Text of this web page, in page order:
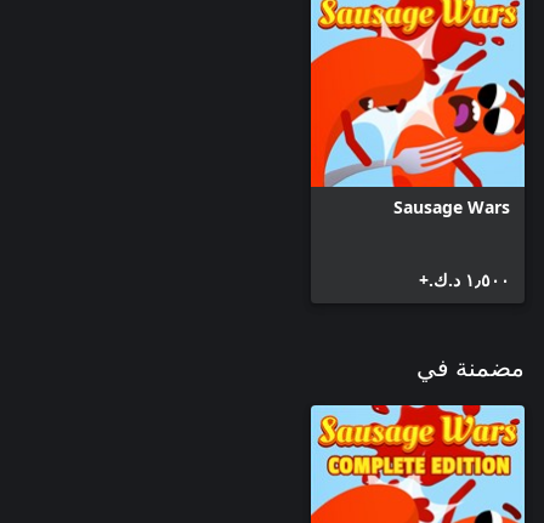
Sausage Wars
١٫٥٠٠ د.ك.‏+
مضمنة في